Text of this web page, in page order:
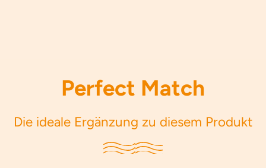
Perfect Match
Die ideale Ergänzung zu diesem Produkt